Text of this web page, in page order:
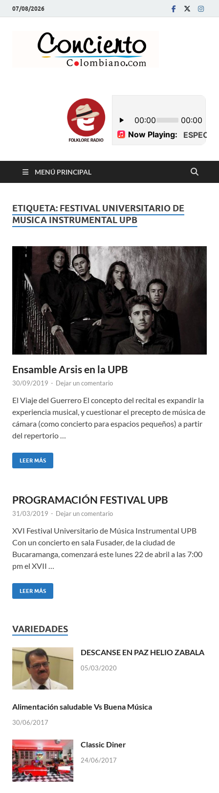
07/08/2026
MENÚ PRINCIPAL
ETIQUETA: FESTIVAL UNIVERSITARIO DE
MUSICA INSTRUMENTAL UPB
Ensamble Arsis en la UPB
30/09/2019 - Dejar un comentario
El Viaje del Guerrero El concepto del recital es expandir la
experiencia musical, y cuestionar el precepto de música de
cámara (como concierto para espacios pequeños) a partir
del repertorio …
LEER MÁS
PROGRAMACIÓN FESTIVAL UPB
31/03/2019 - Dejar un comentario
XVI Festival Universitario de Música Instrumental UPB
Con un concierto en sala Fusader, de la ciudad de
Bucaramanga, comenzará este lunes 22 de abril a las 7:00
pm el XVII …
LEER MÁS
VARIEDADES
DESCANSE EN PAZ HELIO ZABALA
05/03/2020
Alimentación saludable Vs Buena Música
30/06/2017
Classic Diner
24/06/2017